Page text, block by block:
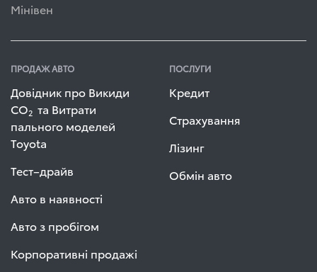
Мінівен
ПРОДАЖ АВТО
Довідник про Викиди
СО2 та Витрати
пального моделей
Toyota
Тест–драйв
Авто в наявності
Авто з пробігом
Корпоративні продажі
ПОСЛУГИ
Кредит
Страхування
Лізинг
Обмін авто